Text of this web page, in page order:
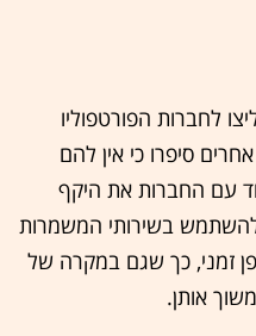
לחברות הפורטפוליו
סיפרו כי אין להם
עם החברות את היקף
בשירותי המשמרות
זמני, כך שגם במקרה של
אותן.